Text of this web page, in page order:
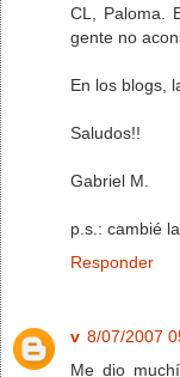
CL, Paloma.
gente no
En los blogs,
Saludos!!
Gabriel M.
p.s.: cambié
Responder
v 8/07/2007
Me dio